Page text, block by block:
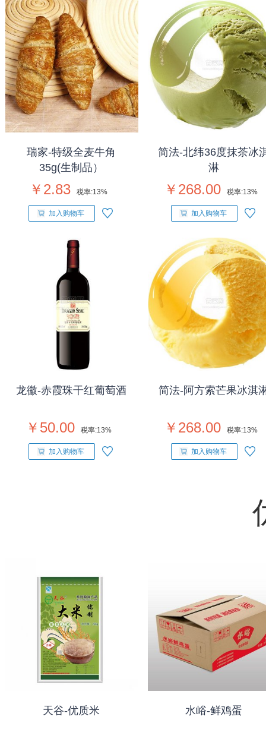
瑞家-特级全麦牛角
35g(生制品）
￥2.83 税率:13%
加入购物车
简法-北纬36度抹茶冰
淋
￥268.00 税率:13%
加入购物车
龙徽-赤霞珠干红葡萄酒
￥50.00 税率:13%
加入购物车
简法-阿方索芒果冰淇
￥268.00 税率:13%
加入购物车
天谷-优质米 水峪-鲜鸡蛋